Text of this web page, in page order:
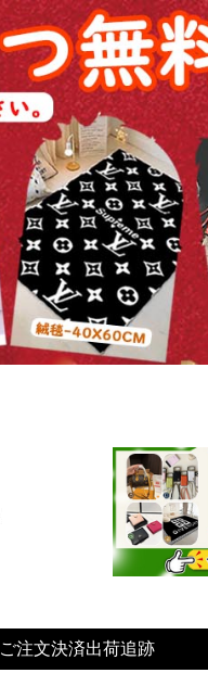
ご注文決済出荷追跡